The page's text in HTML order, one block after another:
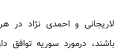
لاریجانی و احمدی نژاد در
باشند، درمورد سوریه توافق